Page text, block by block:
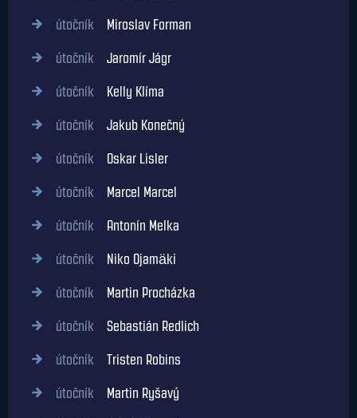
útočník Miroslav Forman
útočník Jaromír Jágr
útočník Kelly Klíma
útočník Jakub Konečný
útočník Oskar Lisler
útočník Marcel Marcel
útočník Antonín Melka
útočník Niko Ojamäki
útočník Martin Procházka
útočník Sebastián Redlich
útočník Tristen Robins
útočník Martin Ryšavý